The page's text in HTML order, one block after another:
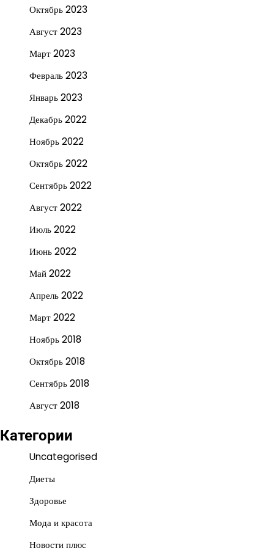
Октябрь 2023
Август 2023
Март 2023
Февраль 2023
Январь 2023
Декабрь 2022
Ноябрь 2022
Октябрь 2022
Сентябрь 2022
Август 2022
Июль 2022
Июнь 2022
Май 2022
Апрель 2022
Март 2022
Ноябрь 2018
Октябрь 2018
Сентябрь 2018
Август 2018
Категории
Uncategorised
Диеты
Здоровье
Мода и красота
Новости плюс